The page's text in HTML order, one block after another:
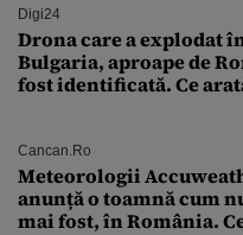
Digi24
Drona care a explodat
Bulgaria, aproape de
fost identificată. Ce
Cancan.ro
Meteorologii
anunță o toamnă cum
mai fost, în România.